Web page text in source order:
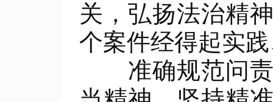
关，弘扬法治精
个案件经得起实
准确规范问责